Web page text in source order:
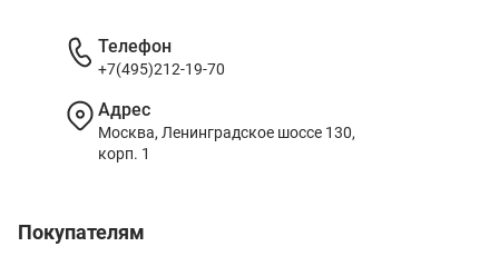
Покупателям
Телефон
+7(495)212-19-70
Адрес
Москва, Ленинградское шоссе 130,
корп. 1